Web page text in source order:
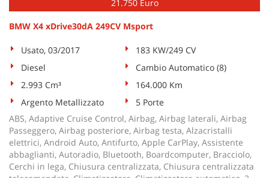
21.750 Euro
BMW X4 xDrive30dA 249CV Msport
Usato, 03/2017
183 KW/249 CV
Diesel
Cambio Automatico (8)
2.993 Cm³
164.000 Km
Argento Metallizzato
5 Porte
ABS, Adaptive Cruise Control, Airbag, Airbag laterali, Airbag
Passeggero, Airbag posteriore, Airbag testa, Alzacristalli
elettrici, Android Auto, Antifurto, Apple CarPlay, Assistente
abbaglianti, Autoradio, Bluetooth, Boardcomputer, Bracciolo,
Cerchi in lega, Chiusura centralizzata, Chiusura centralizzata